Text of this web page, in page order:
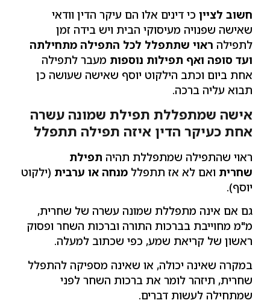
חשוב לציין כי דינים אלו הם עיקר הדין וודאי
שאישה שפנויה מעיסוקי הבית ויש בידה זמן
לתפילה ראוי שתתפלל לכל התפילה מתחילתה
ועד סופה ואף תפילות נוספות מעבר לתפילה
אחת ביום וכתב הילקוט יוסף שאישה שעושה כן
תבוא עליה ברכה.
אישה שמתפללת תפילת שמונה עשרה
אחת כעיקר הדין איזה תפילה תתפלל
ראוי שהתפילה שמתפללת תהיה תפילת
שחרית ואם לא אז תתפלל מנחה או ערבית (ילקוט
יוסף).
גם אם אינה מתפללת שמונה עשרה של שחרית,
מ"מ מחוייבת בברכות התורה וברכות השחר ופסוק
ראשון של קריאת שמע, כפי שכתוב למעלה.
במקרה שאינה יכולה, או שאינה מספיקה להתפלל
שחרית, תיזהר לומר את ברכות השחר לפני
שמתחילה לעשות דברים.